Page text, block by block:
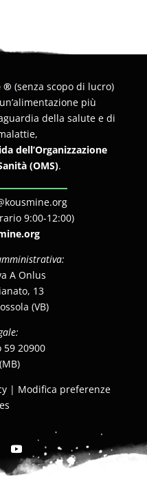
® (senza scopo di lucro)
più
della salute e di
dell’Organizzazione
(OMS).
9:00-12:00)
A Onlus
13
(VB)
59 20900
| Modifica preferenze